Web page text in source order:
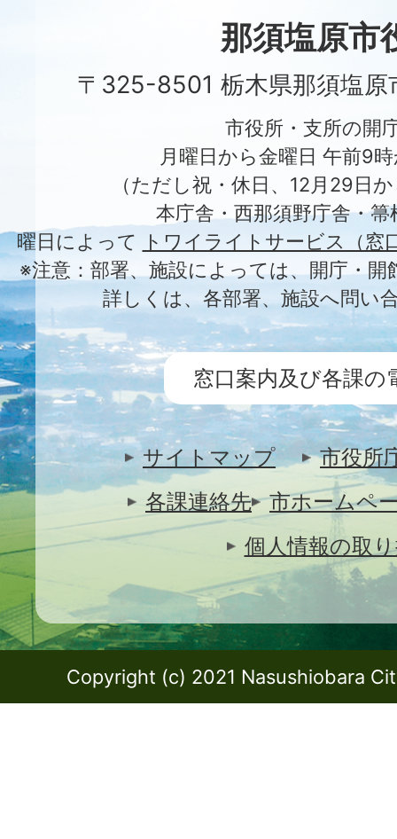
City
那須塩原市
〒325-8501 栃木県那須塩原
市役所・支所の開
月曜日から金曜日 午前9
（ただし祝・休日、12月29日
本庁舎・西那須野庁舎・
曜日によって
トワイライトサービス（窓
※注意：部署、施設によっては、開庁・
詳しくは、各部署、施設へ問い
窓口案内及び各課の
サイトマップ
市役所
各課連絡先
市ホームペ
個人情報の取
Copyright (c) 2021 Nasushiobara